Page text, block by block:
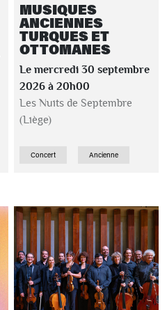
MUSIQUES
ANCIENNES
TURQUES ET
OTTOMANES
Le mercredi 30 septembre
2026 à 20h00
Les Nuits de Septembre
(Liège)
Concert Ancienne